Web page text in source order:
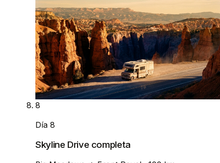
8
Día 8
Skyline Drive completa